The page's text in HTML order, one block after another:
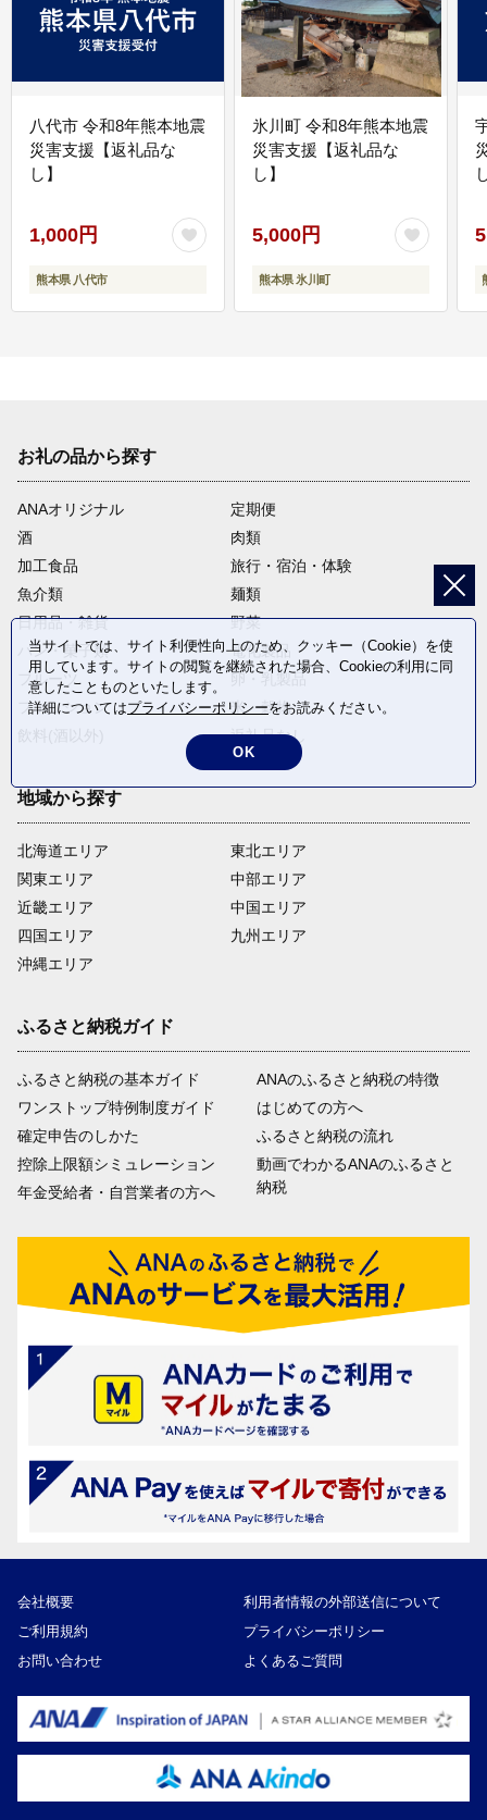
八代市 令和8年熊本地震
災害支援【返礼品な
し】
1,000円
熊本県 八代市
氷川町 令和8年熊本地震
災害支援【返礼品な
し】
5,000円
熊本県 氷川町
お礼の品から探す
ANAオリジナル
定期便
酒
肉類
加工食品
旅行・宿泊・体験
魚介類
麺類
日用品・雑貨
野菜
パン・菓子類
電化製品
フルーツ
卵・乳製品
ファッション
米・穀物
返礼品なし
地域から探す
北海道エリア
関東エリア
近畿エリア
四国エリア
沖縄エリア
東北エリア
中部エリア
中国エリア
九州エリア
ふるさと納税ガイド
ふるさと納税の基本ガイド
ワンストップ特例制度ガイド
確定申告のしかた
控除上限額シミュレーション
年金受給者・自営業者の方へ
ANAのふるさと納税の特徴
はじめての方へ
ふるさと納税の流れ
動画でわかるANAのふるさと
納税
会社概要
利用者情報の外部送信について
ご利用規約
プライバシーポリシー
お問い合わせ
よくあるご質問
当サイトでは、サイト利便性向上のため、クッキー（Cookie）を使
用しています。サイトの閲覧を継続された場合、Cookieの利用に同
意したことものといたします。
詳細についてはプライバシーポリシーをお読みください。
OK